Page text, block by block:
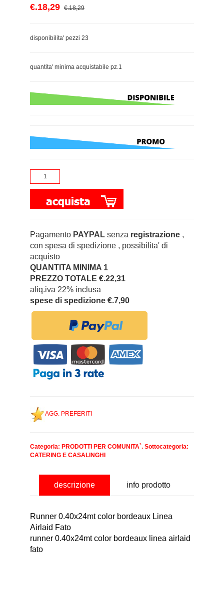
€.18,29 €.18,29
disponibilita' pezzi 23
quantita' minima acquistabile pz.1
Pagamento PAYPAL senza registrazione ,
con spesa di spedizione , possibilita' di
acquisto
QUANTITA MINIMA 1
PREZZO TOTALE €.22,31
aliq.iva 22% inclusa
spese di spedizione €.7,90
AGG. PREFERITI
Categoria: PRODOTTI PER COMUNITA`. Sottocategoria:
CATERING E CASALINGHI
descrizione info prodotto
Runner 0.40x24mt color bordeaux Linea
Airlaid Fato
runner 0.40x24mt color bordeaux linea airlaid
fato